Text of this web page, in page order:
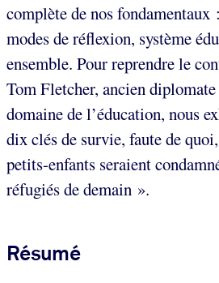
complète de nos fondamentaux
modes de réflexion, système
ensemble. Pour reprendre le
Tom Fletcher, ancien
domaine de l’éducation, nous
dix clés de survie, faute de
petits-enfants seraient
réfugiés de demain ».
Résumé